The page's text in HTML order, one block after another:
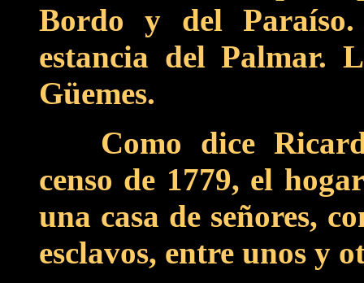
Bordo y del
estancia del Palmar.
Güemes.
Como dice
censo de 1779, el
una casa de señores,
esclavos, entre unos y